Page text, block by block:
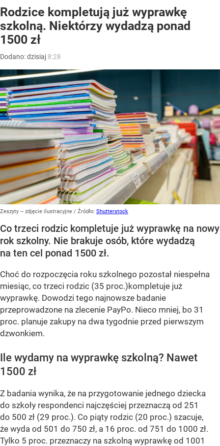
Rodzice kompletują już wyprawkę
szkolną. Niektórzy wydadzą ponad
1500 zł
Dodano:dzisiaj 8:28
Zeszyty – zdjęcie ilustracyjne / Źródło: Shutterstock
Co trzeci rodzic kompletuje już wyprawkę na nowy
rok szkolny. Nie brakuje osób, które wydadzą
na ten cel ponad 1500 zł.
Choć do rozpoczęcia roku szkolnego pozostał niespełna
miesiąc, co trzeci rodzic (35 proc.)kompletuje już
wyprawkę. Dowodzi tego najnowsze badanie
przeprowadzone na zlecenie PayPo. Nieco mniej, bo 31
proc. planuje zakupy na dwa tygodnie przed pierwszym
dzwonkiem.
Ile wydamy na wyprawkę szkolną? Nawet
1500 zł
Z badania wynika, że na przygotowanie jednego dziecka
do szkoły respondenci najczęściej przeznaczą od 251
do 500 zł (29 proc.). Co piąty rodzic (20 proc.) szacuje,
że wyda od 501 do 750 zł, a 16 proc. od 751 do 1000 zł.
Tylko 5 proc. przeznaczy na szkolną wyprawkę od 1001